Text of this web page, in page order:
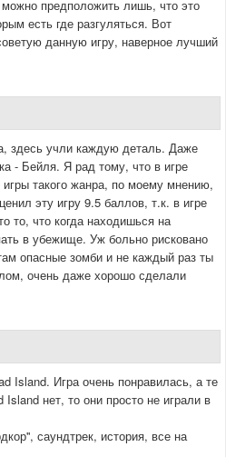
предположить лишь, что это
есть где разгуляться. Вот
данную игру, наверное лучший
здесь учли каждую деталь. Даже
- Бейля. Я рад тому, что в игре
игры такого жанра, по моему мнению,
эту игру 9.5 баллов, т.к. в игре
то, что когда находишься на
в убежище. Уж больно рисковано
опасные зомби и не каждый раз ты
очень даже хорошо сделали
Island. Игра очень понравилась, а те
Island нет, то они просто не играли в
саундтрек, история, все на